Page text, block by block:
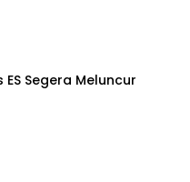
ES Segera Meluncur